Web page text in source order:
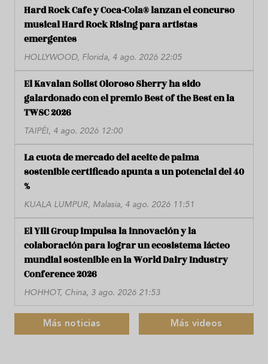
Hard Rock Cafe y Coca-Cola® lanzan el concurso
musical Hard Rock Rising para artistas
emergentes
HOLLYWOOD, Florida, 4 ago. 2026 22:05
El Kavalan Solist Oloroso Sherry ha sido
galardonado con el premio Best of the Best en la
TWSC 2026
TAIPÉI, 4 ago. 2026 12:00
La cuota de mercado del aceite de palma
sostenible certificado apunta a un potencial del 40
%
KUALA LUMPUR, Malasia, 4 ago. 2026 11:51
El Yili Group impulsa la innovación y la
colaboración para lograr un ecosistema lácteo
mundial sostenible en la World Dairy Industry
Conference 2026
HOHHOT, China, 3 ago. 2026 21:53
Más noticias Más videos